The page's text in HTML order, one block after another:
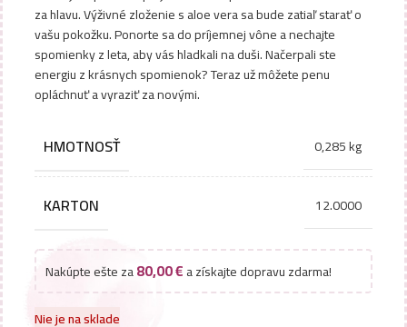
za hlavu. Výživné zloženie s aloe vera sa bude zatiaľ starať o
vašu pokožku. Ponorte sa do príjemnej vône a nechajte
spomienky z leta, aby vás hladkali na duši. Načerpali ste
energiu z krásnych spomienok? Teraz už môžete penu
opláchnuť a vyraziť za novými.
HMOTNOSŤ 0,285 kg
KARTON 12.0000
Nakúpte ešte za80,00€a získajte dopravu zdarma!
Nie je na sklade